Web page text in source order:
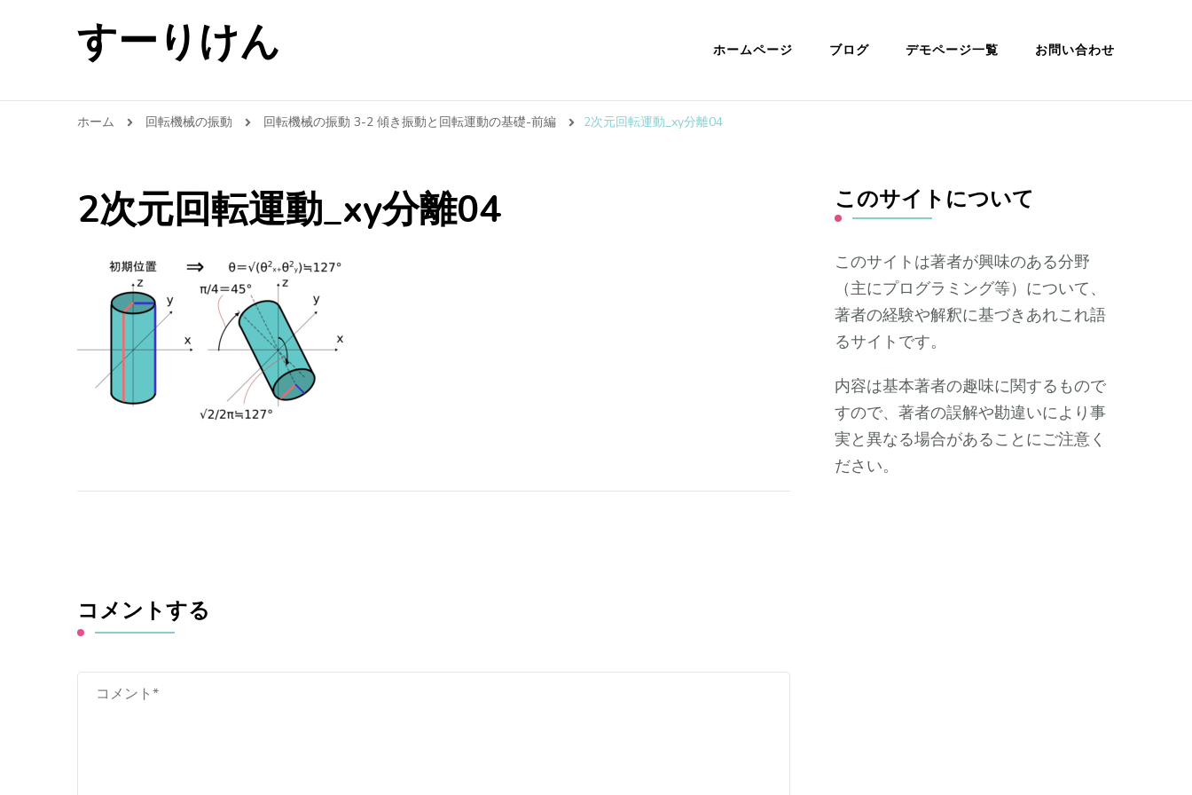
すーりけん ホームページ ブログ デモページ一覧 お問い合わせ
ホーム 回転機械の振動 回転機械の振動 3-2 傾き振動と回転運動の基礎-前編 2次元回転運動_xy分離04
2次元回転運動_xy分離04
コメントする
このサイトについて
このサイトは著者が興味のある分野
（主にプログラミング等）について、
著者の経験や解釈に基づきあれこれ語
るサイトです。
内容は基本著者の趣味に関するもので
すので、著者の誤解や勘違いにより事
実と異なる場合があることにご注意く
ださい。